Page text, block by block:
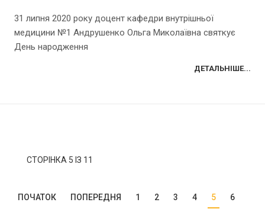
31 липня 2020 року доцент кафедри внутрішньої
медицини №1 Андрушенко Ольга Миколаївна святкує
День народження
ДЕТАЛЬНІШЕ...
СТОРІНКА 5 ІЗ 11
ПОЧАТОК ПОПЕРЕДНЯ 1 2 3 4 5 6